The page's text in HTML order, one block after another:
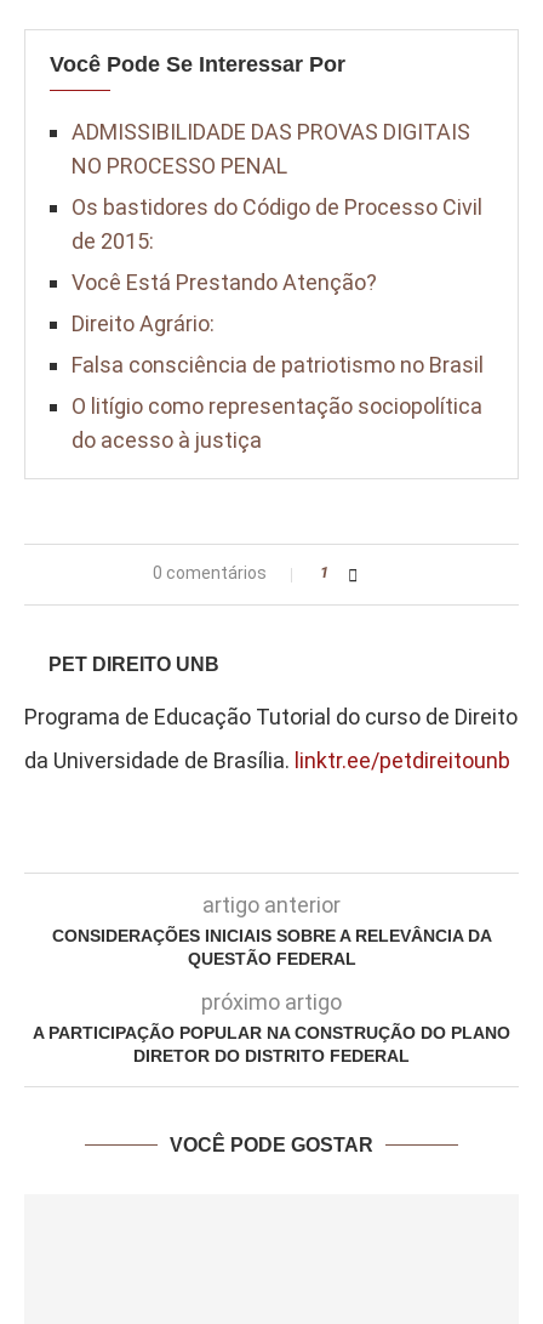
Você Pode Se Interessar Por
ADMISSIBILIDADE DAS PROVAS DIGITAIS
NO PROCESSO PENAL
Os bastidores do Código de Processo Civil
de 2015:
Você Está Prestando Atenção?
Direito Agrário:
Falsa consciência de patriotismo no Brasil
O litígio como representação sociopolítica
do acesso à justiça
0 comentários 1
PET DIREITO UNB
Programa de Educação Tutorial do curso de Direito
da Universidade de Brasília. linktr.ee/petdireitounb
artigo anterior
CONSIDERAÇÕES INICIAIS SOBRE A RELEVÂNCIA DA
QUESTÃO FEDERAL
próximo artigo
A PARTICIPAÇÃO POPULAR NA CONSTRUÇÃO DO PLANO
DIRETOR DO DISTRITO FEDERAL
VOCÊ PODE GOSTAR